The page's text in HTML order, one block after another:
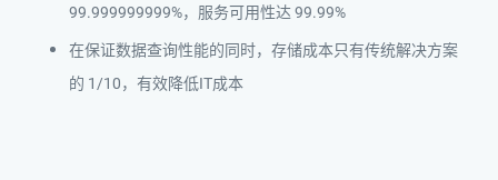
99.999999999%，服务可用性达 99.99%
在保证数据查询性能的同时，存储成本只有传统解决方案
的 1/10，有效降低IT成本